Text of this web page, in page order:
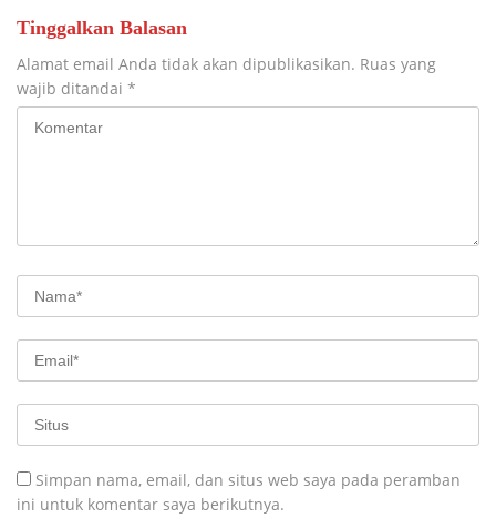
Tinggalkan Balasan
Alamat email Anda tidak akan dipublikasikan. Ruas yang
wajib ditandai *
Simpan nama, email, dan situs web saya pada peramban
ini untuk komentar saya berikutnya.